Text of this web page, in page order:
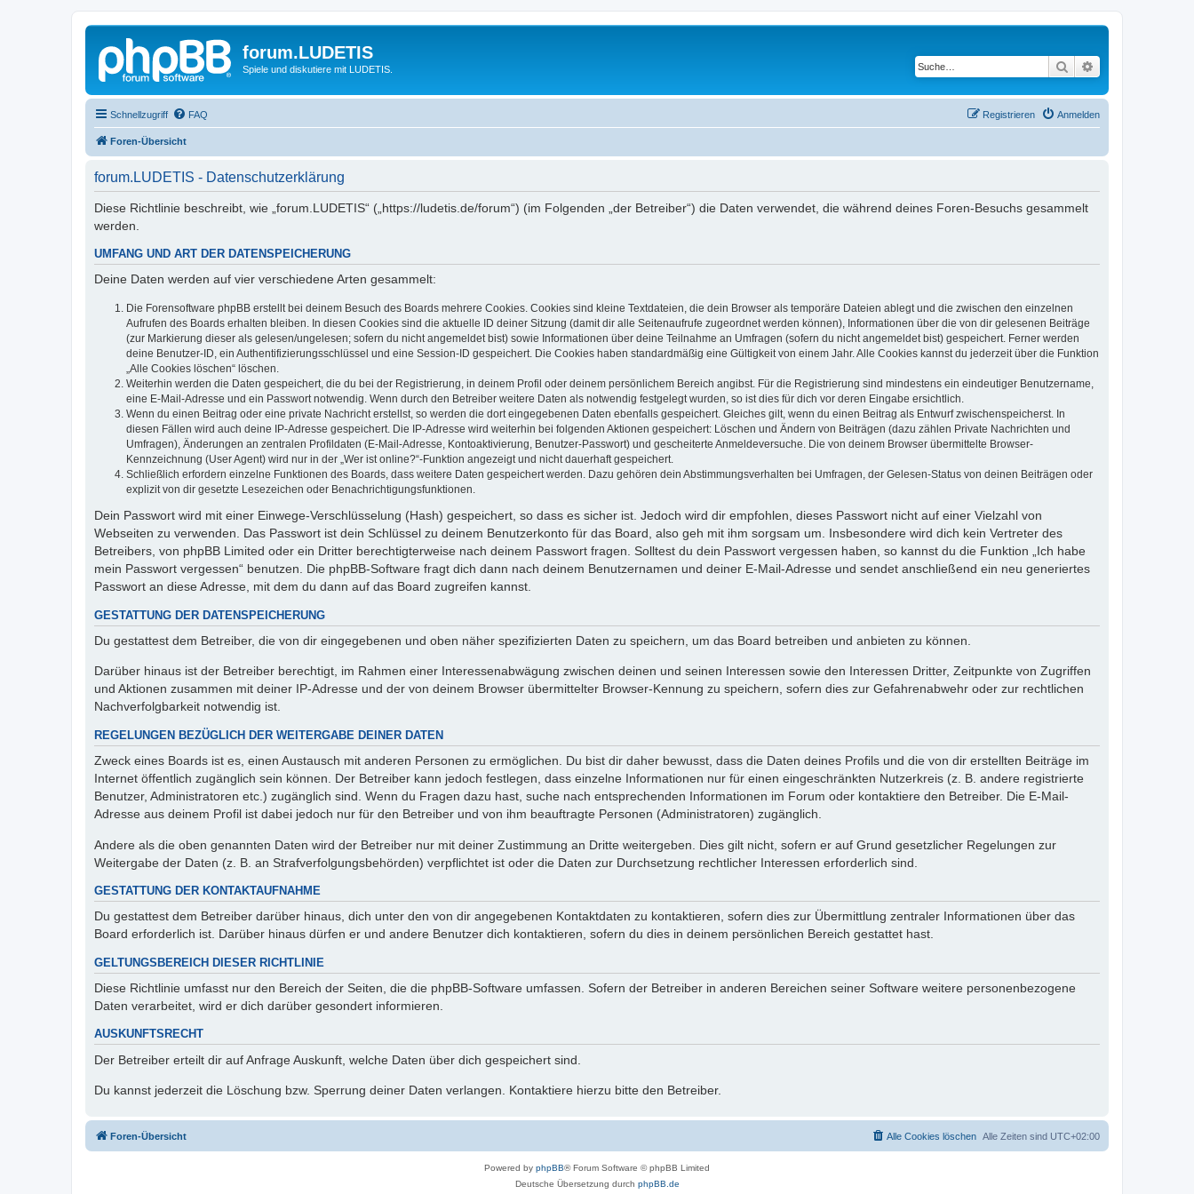
forum.LUDETIS
Spiele und diskutiere mit LUDETIS. Suche
Schnellzugriff FAQ Anmelden
Registrieren
Foren-Übersicht
forum.LUDETIS - Datenschutzerklärung
Diese Richtlinie beschreibt, wie „forum.LUDETIS“ („https://ludetis.de/forum“) (im Folgenden „der Betreiber“) die Daten verwendet, die während deines Foren-Besuchs gesammelt
werden.
UMFANG UND ART DER DATENSPEICHERUNG
Deine Daten werden auf vier verschiedene Arten gesammelt:
Die Forensoftware phpBB erstellt bei deinem Besuch des Boards mehrere Cookies. Cookies sind kleine Textdateien, die dein Browser als temporäre Dateien ablegt und die zwischen den einzelnen
Aufrufen des Boards erhalten bleiben. In diesen Cookies sind die aktuelle ID deiner Sitzung (damit dir alle Seitenaufrufe zugeordnet werden können), Informationen über die von dir gelesenen Beiträge
(zur Markierung dieser als gelesen/ungelesen; sofern du nicht angemeldet bist) sowie Informationen über deine Teilnahme an Umfragen (sofern du nicht angemeldet bist) gespeichert. Ferner werden
deine Benutzer-ID, ein Authentifizierungsschlüssel und eine Session-ID gespeichert. Die Cookies haben standardmäßig eine Gültigkeit von einem Jahr. Alle Cookies kannst du jederzeit über die Funktion
„Alle Cookies löschen“ löschen.
Weiterhin werden die Daten gespeichert, die du bei der Registrierung, in deinem Profil oder deinem persönlichem Bereich angibst. Für die Registrierung sind mindestens ein eindeutiger Benutzername,
eine E-Mail-Adresse und ein Passwort notwendig. Wenn durch den Betreiber weitere Daten als notwendig festgelegt wurden, so ist dies für dich vor deren Eingabe ersichtlich.
Wenn du einen Beitrag oder eine private Nachricht erstellst, so werden die dort eingegebenen Daten ebenfalls gespeichert. Gleiches gilt, wenn du einen Beitrag als Entwurf zwischenspeicherst. In
diesen Fällen wird auch deine IP-Adresse gespeichert. Die IP-Adresse wird weiterhin bei folgenden Aktionen gespeichert: Löschen und Ändern von Beiträgen (dazu zählen Private Nachrichten und
Umfragen), Änderungen an zentralen Profildaten (E-Mail-Adresse, Kontoaktivierung, Benutzer-Passwort) und gescheiterte Anmeldeversuche. Die von deinem Browser übermittelte Browser-
Kennzeichnung (User Agent) wird nur in der „Wer ist online?“-Funktion angezeigt und nicht dauerhaft gespeichert.
Schließlich erfordern einzelne Funktionen des Boards, dass weitere Daten gespeichert werden. Dazu gehören dein Abstimmungsverhalten bei Umfragen, der Gelesen-Status von deinen Beiträgen oder
explizit von dir gesetzte Lesezeichen oder Benachrichtigungsfunktionen.
Dein Passwort wird mit einer Einwege-Verschlüsselung (Hash) gespeichert, so dass es sicher ist. Jedoch wird dir empfohlen, dieses Passwort nicht auf einer Vielzahl von
Webseiten zu verwenden. Das Passwort ist dein Schlüssel zu deinem Benutzerkonto für das Board, also geh mit ihm sorgsam um. Insbesondere wird dich kein Vertreter des
Betreibers, von phpBB Limited oder ein Dritter berechtigterweise nach deinem Passwort fragen. Solltest du dein Passwort vergessen haben, so kannst du die Funktion „Ich habe
mein Passwort vergessen“ benutzen. Die phpBB-Software fragt dich dann nach deinem Benutzernamen und deiner E-Mail-Adresse und sendet anschließend ein neu generiertes
Passwort an diese Adresse, mit dem du dann auf das Board zugreifen kannst.
GESTATTUNG DER DATENSPEICHERUNG
Du gestattest dem Betreiber, die von dir eingegebenen und oben näher spezifizierten Daten zu speichern, um das Board betreiben und anbieten zu können.
Darüber hinaus ist der Betreiber berechtigt, im Rahmen einer Interessenabwägung zwischen deinen und seinen Interessen sowie den Interessen Dritter, Zeitpunkte von Zugriffen
und Aktionen zusammen mit deiner IP-Adresse und der von deinem Browser übermittelter Browser-Kennung zu speichern, sofern dies zur Gefahrenabwehr oder zur rechtlichen
Nachverfolgbarkeit notwendig ist.
REGELUNGEN BEZÜGLICH DER WEITERGABE DEINER DATEN
Zweck eines Boards ist es, einen Austausch mit anderen Personen zu ermöglichen. Du bist dir daher bewusst, dass die Daten deines Profils und die von dir erstellten Beiträge im
Internet öffentlich zugänglich sein können. Der Betreiber kann jedoch festlegen, dass einzelne Informationen nur für einen eingeschränkten Nutzerkreis (z. B. andere registrierte
Benutzer, Administratoren etc.) zugänglich sind. Wenn du Fragen dazu hast, suche nach entsprechenden Informationen im Forum oder kontaktiere den Betreiber. Die E-Mail-
Adresse aus deinem Profil ist dabei jedoch nur für den Betreiber und von ihm beauftragte Personen (Administratoren) zugänglich.
Andere als die oben genannten Daten wird der Betreiber nur mit deiner Zustimmung an Dritte weitergeben. Dies gilt nicht, sofern er auf Grund gesetzlicher Regelungen zur
Weitergabe der Daten (z. B. an Strafverfolgungsbehörden) verpflichtet ist oder die Daten zur Durchsetzung rechtlicher Interessen erforderlich sind.
GESTATTUNG DER KONTAKTAUFNAHME
Du gestattest dem Betreiber darüber hinaus, dich unter den von dir angegebenen Kontaktdaten zu kontaktieren, sofern dies zur Übermittlung zentraler Informationen über das
Board erforderlich ist. Darüber hinaus dürfen er und andere Benutzer dich kontaktieren, sofern du dies in deinem persönlichen Bereich gestattet hast.
GELTUNGSBEREICH DIESER RICHTLINIE
Diese Richtlinie umfasst nur den Bereich der Seiten, die die phpBB-Software umfassen. Sofern der Betreiber in anderen Bereichen seiner Software weitere personenbezogene
Daten verarbeitet, wird er dich darüber gesondert informieren.
AUSKUNFTSRECHT
Der Betreiber erteilt dir auf Anfrage Auskunft, welche Daten über dich gespeichert sind.
Du kannst jederzeit die Löschung bzw. Sperrung deiner Daten verlangen. Kontaktiere hierzu bitte den Betreiber.
Foren-Übersicht Alle Zeiten sind UTC+02:00
Alle Cookies löschen
Powered by phpBB® Forum Software © phpBB Limited
Deutsche Übersetzung durch phpBB.de